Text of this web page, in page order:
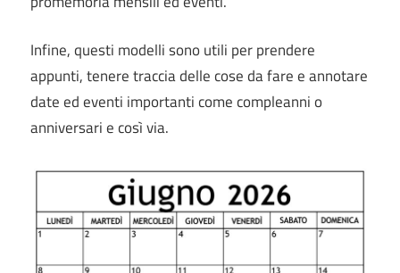
Infine, questi modelli sono utili per prendere
appunti, tenere traccia delle cose da fare e annotare
date ed eventi importanti come compleanni o
anniversari e così via.